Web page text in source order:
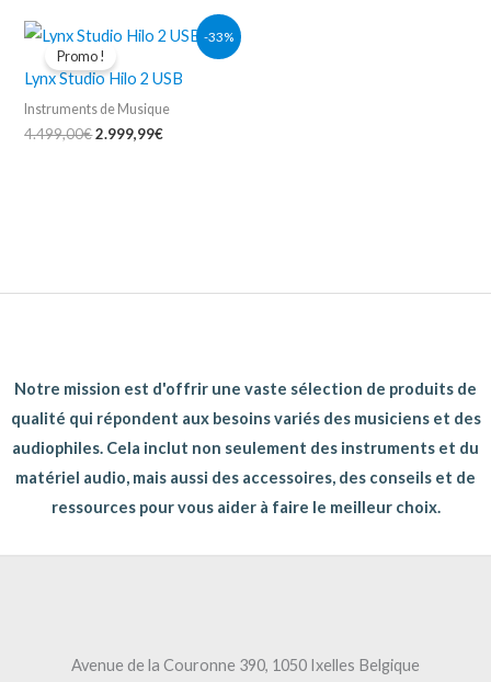
-33%
Promo !
Lynx Studio Hilo 2 USB
Instruments de Musique
4.499,00€
Le
prix
initial
était :
4.499,00€.
2.999,99€
Le
prix
est :
2.999,99€.
Notre mission est d'offrir une vaste sélection de produits de
qualité qui répondent aux besoins variés des musiciens et des
audiophiles. Cela inclut non seulement des instruments et du
matériel audio, mais aussi des accessoires, des conseils et de
ressources pour vous aider à faire le meilleur choix.
Avenue de la Couronne 390, 1050 Ixelles Belgique